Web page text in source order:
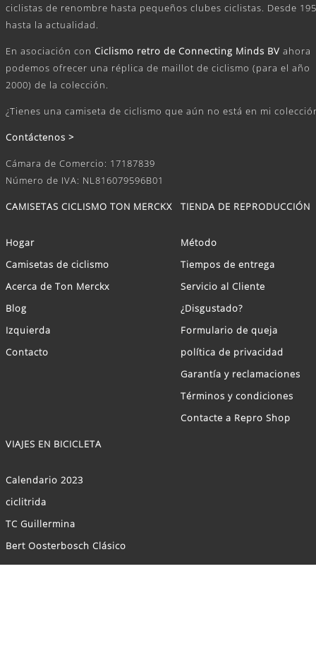
ciclistas de renombre hasta pequeños clubes ciclistas. Desde
hasta la actualidad.
En asociación con Ciclismo retro de Connecting Minds BV ahora
podemos ofrecer una réplica de maillot de ciclismo (para el año
2000) de la colección.
¿Tienes una camiseta de ciclismo que aún no está en mi
Contáctenos >
Cámara de Comercio: 17187839
Número de IVA: NL816079596B01
CAMISETAS CICLISMO TON MERCKX
Hogar
Camisetas de ciclismo
Acerca de Ton Merckx
Blog
Izquierda
Contacto
TIENDA DE REPRODUCCIÓN
Método
Tiempos de entrega
Servicio al Cliente
¿Disgustado?
Formulario de queja
política de privacidad
Garantía y reclamaciones
Términos y condiciones
Contacte a Repro Shop
VIAJES EN BICICLETA
Calendario 2023
ciclitrida
TC Guillermina
Bert Oosterbosch Clásico